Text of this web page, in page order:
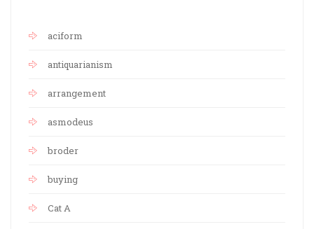
aciform
antiquarianism
arrangement
asmodeus
broder
buying
Cat A